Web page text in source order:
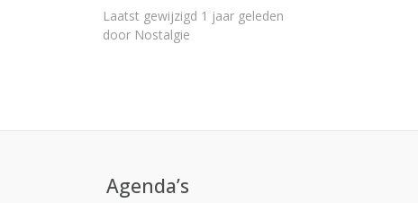
Laatst gewijzigd 1 jaar geleden
door Nostalgie
Agenda’s